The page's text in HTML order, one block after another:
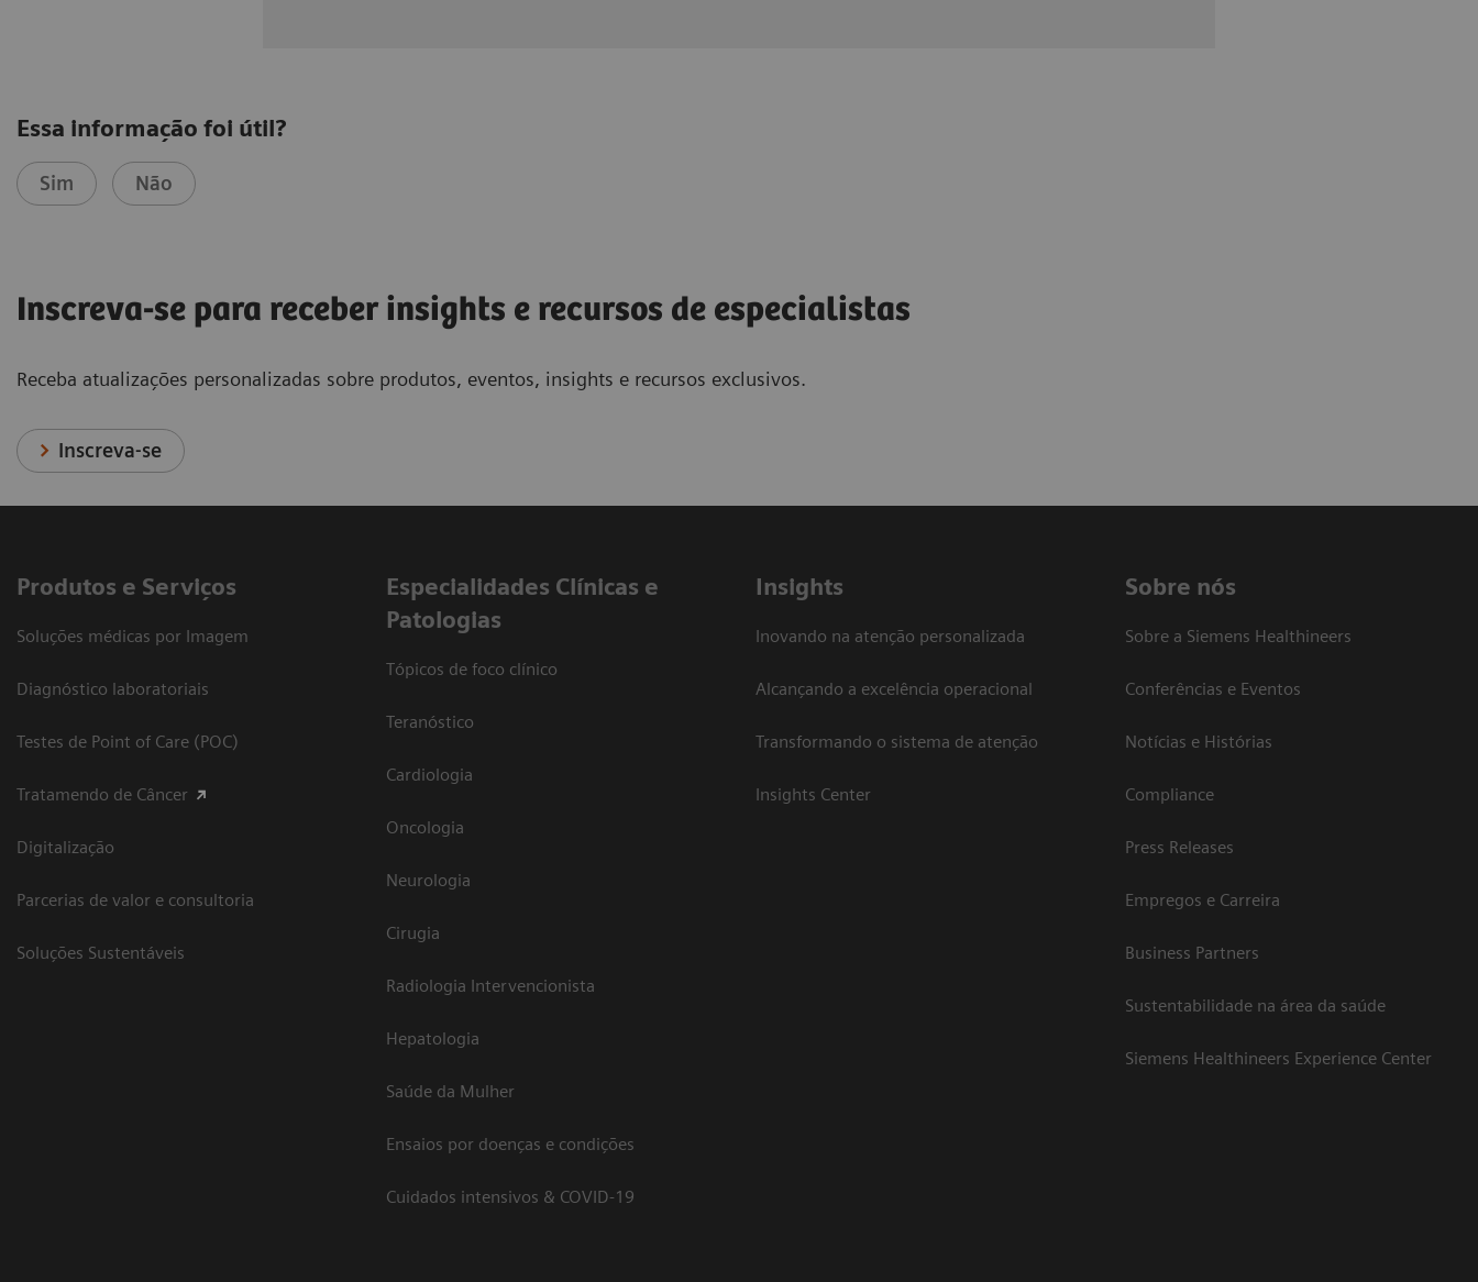
Essa informação foi útil?
Sim Não
Inscreva-se para receber insights e recursos de especialistas
Receba atualizações personalizadas sobre produtos, eventos, insights e recursos exclusivos.
Inscreva-se
Produtos e Serviços
Soluções médicas por Imagem
Diagnóstico laboratoriais
Testes de Point of Care (POC)
Tratamendo de Câncer
Digitalização
Parcerias de valor e consultoria
Soluções Sustentáveis
​Especialidades Clínicas e
Patologias
Tópicos de foco clínico
Teranóstico
Cardiologia
Oncologia
Neurologia
Cirugia
Radiologia Intervencionista
Hepatologia
Saúde da Mulher
Ensaios por doenças e condições
Cuidados intensivos & COVID-19
Insights
Inovando na atenção personalizada
Alcançando a excelência operacional
Transformando o sistema de atenção
Insights Center
Sobre nós
Sobre a Siemens Healthineers
Conferências e Eventos
Notícias e Histórias
Compliance
Press Releases
Empregos e Carreira
Business Partners
Sustentabilidade na área da saúde
Siemens Healthineers Experience Center